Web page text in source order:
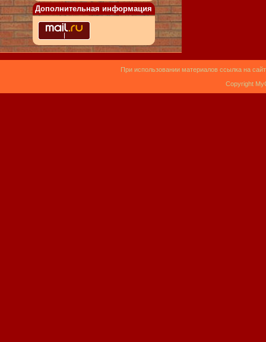
Дополнительная информация
При использовании материалов ссылка на
Copyright